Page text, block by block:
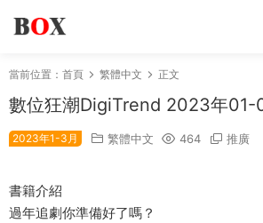
當前位置： 首頁 繁體中文 正文
數位狂潮DigiTrend 2023年01-
2023年1-3月 繁體中文 464 推廣
書籍介紹
過年追劇你準備好了嗎？